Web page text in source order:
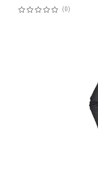
Bewertung:
0